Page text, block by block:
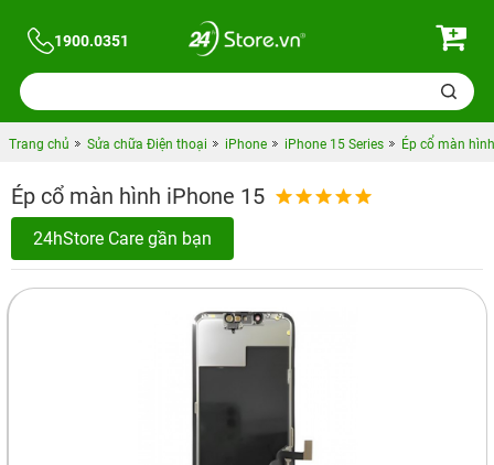
1900.0351
Trang chủ Sửa chữa Điện thoại iPhone iPhone 15 Series Ép cổ màn
Ép cổ màn hình iPhone 15
24hStore Care gần bạn